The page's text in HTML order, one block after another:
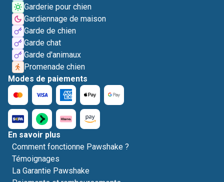
Garderie pour chien
Gardiennage de maison
Garde de chien
Garde chat
Garde d'animaux
Promenade chien
Modes de paiements
En savoir plus
Comment fonctionne Pawshake ?
Témoignages
La Garantie Pawshake